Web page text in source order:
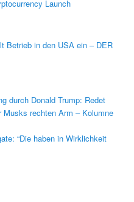
Launch
Betrieb in den USA ein – DER
durch Donald Trump: Redet
Musks rechten Arm – Kolumne
“Die haben in Wirklichkeit